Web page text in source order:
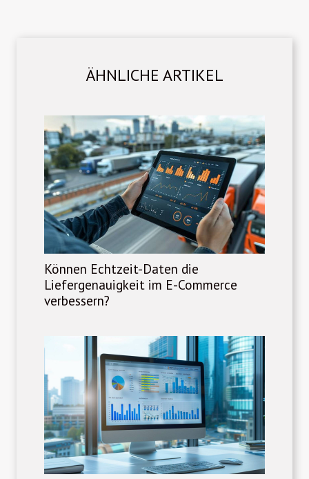
ÄHNLICHE ARTIKEL
Können Echtzeit-Daten die
Liefergenauigkeit im E-Commerce
verbessern?